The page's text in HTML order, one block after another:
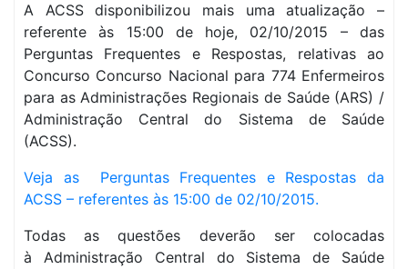
A ACSS disponibilizou mais uma atualização –
referente às 15:00 de hoje, 02/10/2015 – das
Perguntas Frequentes e Respostas, relativas ao
Concurso Concurso Nacional para 774 Enfermeiros
para as Administrações Regionais de Saúde (ARS) /
Administração Central do Sistema de Saúde
(ACSS).
Veja as Perguntas Frequentes e Respostas da
ACSS – referentes às 15:00 de 02/10/2015.
Todas as questões deverão ser colocadas
à Administração Central do Sistema de Saúde